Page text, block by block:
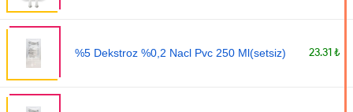
%5 Dekstroz %0,2 Nacl Pvc 250 Ml(setsiz) 23.31 ₺